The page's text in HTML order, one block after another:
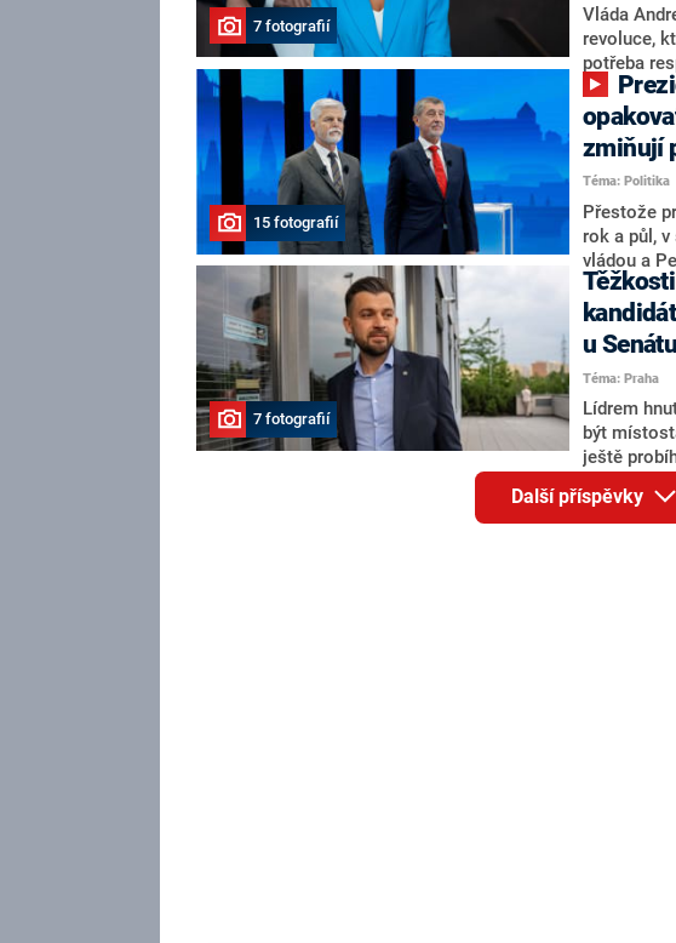
o případné
značně
nemá
7 fotografií
Vláda
revoluce,
potřeba
ministryně
rozhovoru
ohledně
Tejce (za
práva
adresu
vrátila k
hnutí Naše
15 fotografií
zmiňují
Téma: Politika
Přestože
rok a půl,
vládou a
tom, koho
koalice.
jméno
bude
7 fotografií
u
Téma: Praha
Lídrem
být
ještě
Jana
redakci
Benkovič.
Další příspěvky